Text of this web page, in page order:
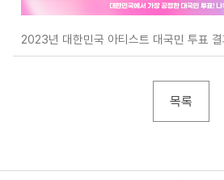
2023년 대한민국 아티스트 대국민 투표
목록